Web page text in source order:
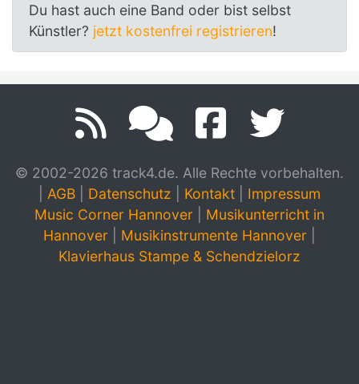
Du hast auch eine Band oder bist selbst
Künstler? jetzt kostenfrei registrieren!
© 2002-2026 track4.de. Alle Rechte vorbehalten.
AGB Datenschutz Kontakt
Impressum
Music Corner Hannover
Musikunterricht in
Hannover
Musikinstrumente Hannover
Klavierhaus Stampe & Schendzielorz